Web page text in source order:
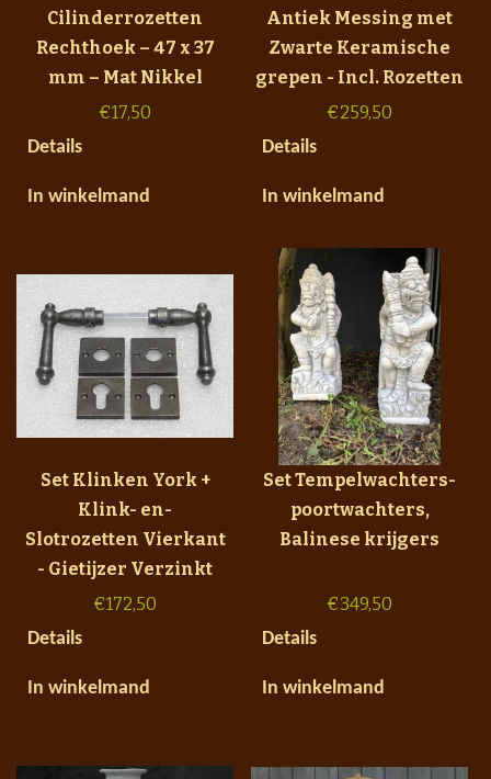
Cilinderrozetten
Rechthoek – 47 x 37
mm – Mat Nikkel
€17,50
Details
In winkelmand
Antiek Messing met
Zwarte Keramische
grepen - Incl. Rozetten
€259,50
Details
In winkelmand
Set Klinken York +
Klink- en-
Slotrozetten Vierkant
- Gietijzer Verzinkt
€172,50
Details
In winkelmand
Set Tempelwachters-
poortwachters,
Balinese krijgers
€349,50
Details
In winkelmand